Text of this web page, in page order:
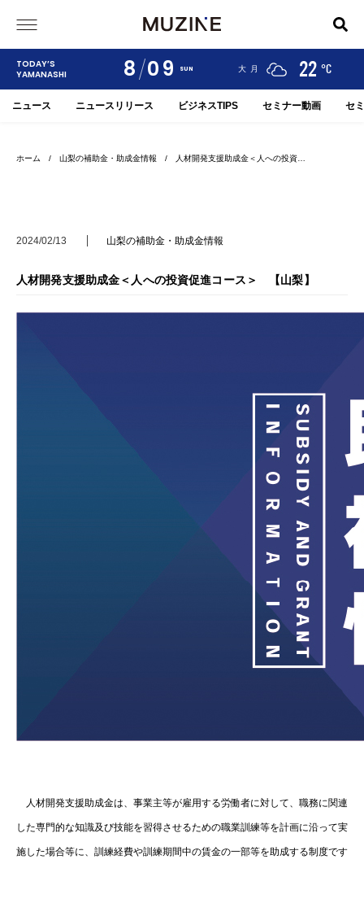
TODAY’S
YAMANASHI
8 09 SUN
甲府 河口湖 大月 22 °C
ニュース ニュースリリース ビジネスTIPS セミナー動画 セ
ホーム / 山梨の補助金・助成金情報 / 人材開発支援助成金＜人への投資…
2024/02/13 山梨の補助金・助成金情報
人材開発支援助成金＜人への投資促進コース＞ 【山梨】
人材開発支援助成金は、事業主等が雇用する労働者に対して、職務に関連
した専門的な知識及び技能を習得させるための職業訓練等を計画に沿って実
施した場合等に、訓練経費や訓練期間中の賃金の一部等を助成する制度です